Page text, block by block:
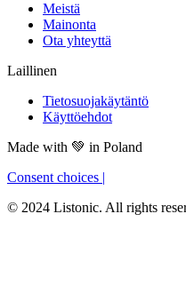
Meistä
Mainonta
Ota yhteyttä
Laillinen
Tietosuojakäytäntö
Käyttöehdot
Made with 💚 in Poland
Consent choices
© 2024 Listonic. All rights